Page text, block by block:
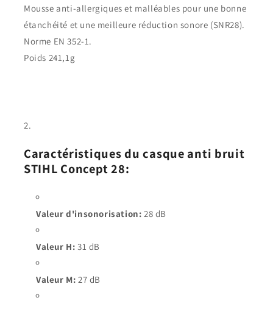
Mousse anti-allergiques et malléables pour une bonne
étanchéité et une meilleure réduction sonore (SNR28).
Norme EN 352-1.
Poids 241,1g
Caractéristiques du casque anti bruit
STIHL Concept 28:
Valeur d'insonorisation: 28 dB
Valeur H: 31 dB
Valeur M: 27 dB